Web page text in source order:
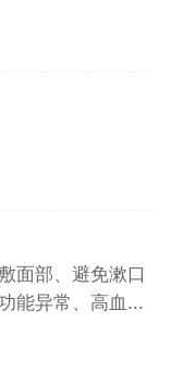
面部、避免漱口
能异常、高血...